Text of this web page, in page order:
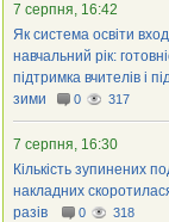
7 серпня, 16:42
Як система освіти
навчальний рік:
підтримка вчителів і
зими
0 317
7 серпня, 16:30
Кількість зупинених
накладних
разів
0 318